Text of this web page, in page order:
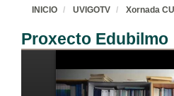
INICIO UVIGOTV Xornada
Proxecto Edubilmo